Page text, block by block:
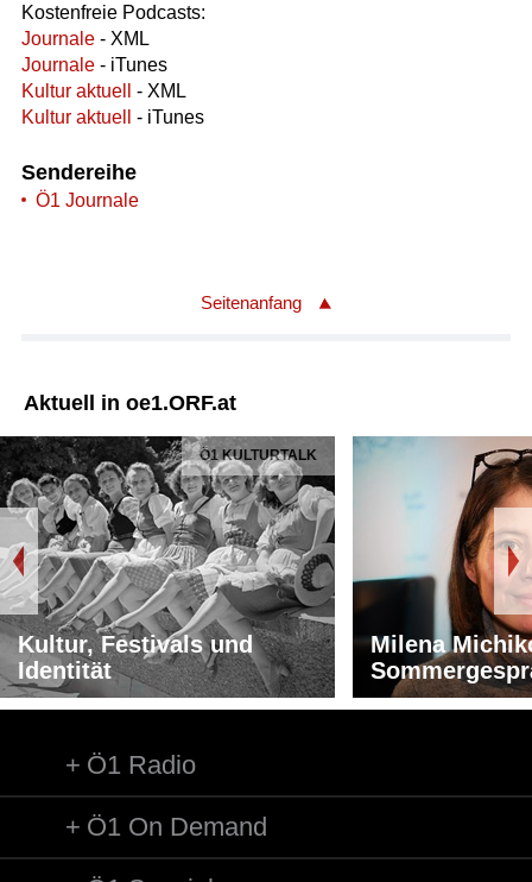
Kostenfreie Podcasts:
Journale- XML
Journale- iTunes
Kultur aktuell
- XML
Kultur aktuell
- iTunes
Sendereihe
Ö1 Journale
Seitenanfang
Aktuell in oe1.ORF.at
Ö1 KULTURTALK
Kultur, Festivals und
Identität
Milena
Ö1 Radio
Ö1 On Demand